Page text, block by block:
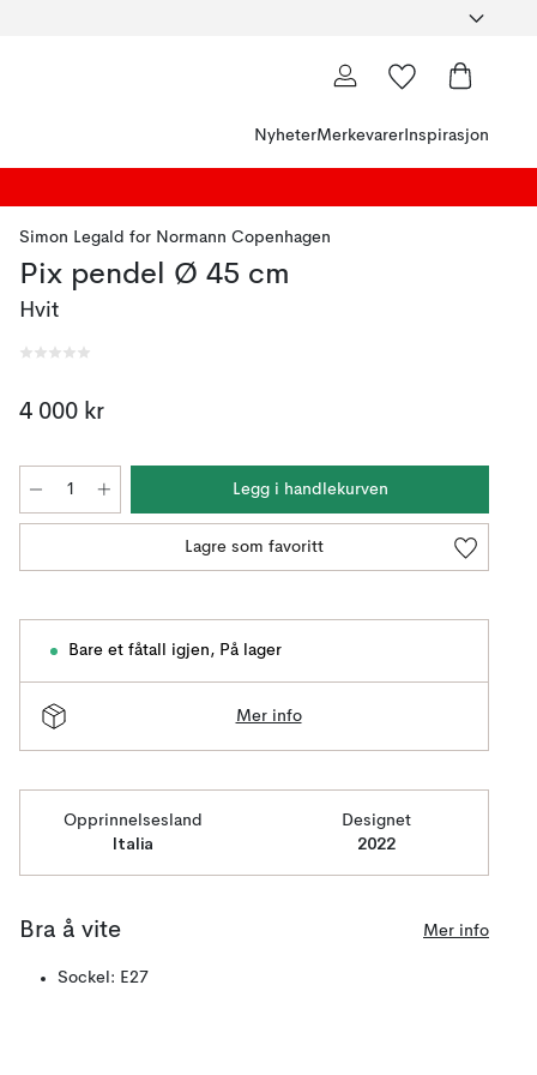
NyheterMerkevarer Inspirasjon
Simon Legald for Normann Copenhagen
Pix pendel Ø 45 cm
Hvit
4 000 kr
Legg i handlekurven
Lagre som favoritt
Bare et fåtall igjen, På lager
Mer info
Opprinnelsesland
Italia
Designet
2022
Bra å vite Mer info
Sockel: E27